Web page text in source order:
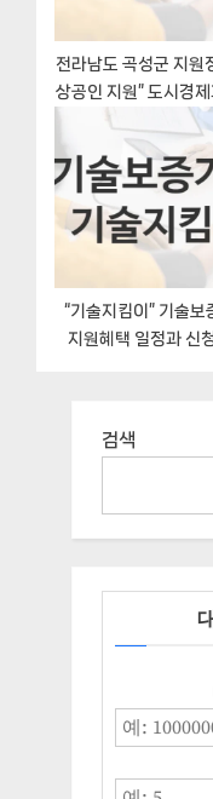
전라남도 곡성군 지원
상공인 지원” 도시경
청 서류와 자격
“기술지킴이” 기술보
지원혜택 일정과 신
검색